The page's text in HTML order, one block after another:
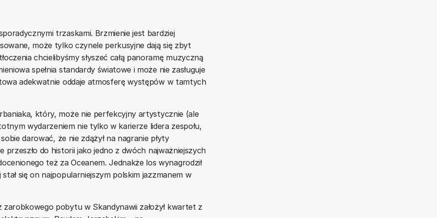
trzaskami. Brzmienie jest bardziej
może tylko czynele perkusyjne dają się zbyt
chcielibyśmy słyszeć całą panoramę muzyczną
spełnia standardy światowe i może nie zasługuje
adekwatnie oddaje atmosferę występów w tamtych
który, może nie perfekcyjny artystycznie (ale
wydarzeniem nie tylko w karierze lidera zespołu,
darować, że nie zdążył na nagranie płyty
do historii jako jedno z dwóch najważniejszych
też za Oceanem. Jednakże los wynagrodził
się on najpopularniejszym polskim jazzmanem w
pobytu w Skandynawii założył kwartet z